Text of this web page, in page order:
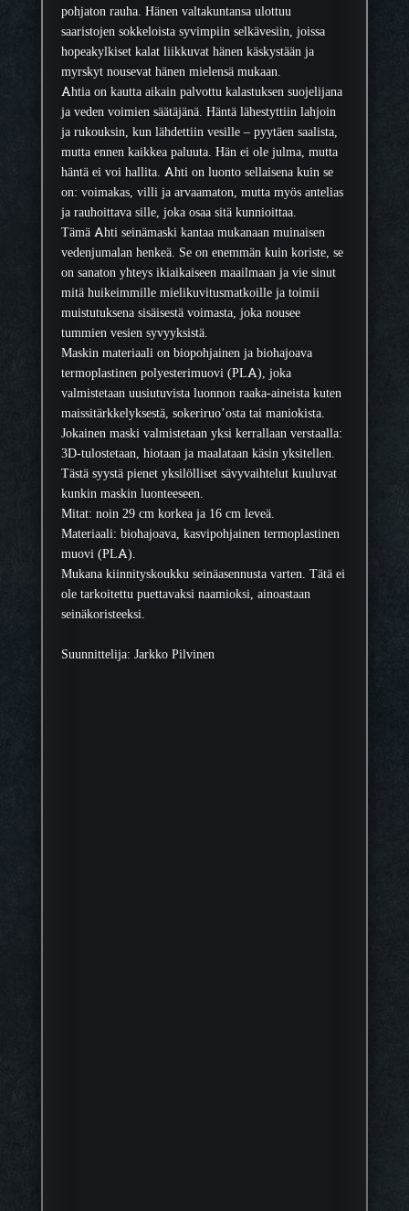
n
ä
m
a
s
k
i
m
ä
ä
r
ä
pohjaton rauha. Hänen valtakuntansa ulottuu
saaristojen sokkeloista syvimpiin selkävesiin, joissa
hopeakylkiset kalat liikkuvat hänen käskystään ja
myrskyt nousevat hänen mielensä mukaan.
Ahtia on kautta aikain palvottu kalastuksen suojelijana
ja veden voimien säätäjänä. Häntä lähestyttiin lahjoin
ja rukouksin, kun lähdettiin vesille – pyytäen saalista,
mutta ennen kaikkea paluuta. Hän ei ole julma, mutta
häntä ei voi hallita. Ahti on luonto sellaisena kuin se
on: voimakas, villi ja arvaamaton, mutta myös antelias
ja rauhoittava sille, joka osaa sitä kunnioittaa.
Tämä Ahti seinämaski kantaa mukanaan muinaisen
vedenjumalan henkeä. Se on enemmän kuin koriste, se
on sanaton yhteys ikiaikaiseen maailmaan ja vie sinut
mitä huikeimmille mielikuvitusmatkoille ja toimii
muistutuksena sisäisestä voimasta, joka nousee
tummien vesien syvyyksistä.
Maskin materiaali on biopohjainen ja biohajoava
termoplastinen polyesterimuovi (PLA), joka
valmistetaan uusiutuvista luonnon raaka-aineista kuten
maissitärkkelyksestä, sokeriruo’osta tai maniokista.
Jokainen maski valmistetaan yksi kerrallaan verstaalla:
3D-tulostetaan, hiotaan ja maalataan käsin yksitellen.
Tästä syystä pienet yksilölliset sävyvaihtelut kuuluvat
kunkin maskin luonteeseen.
Mitat: noin 29 cm korkea ja 16 cm leveä.
Materiaali: biohajoava, kasvipohjainen termoplastinen
muovi (PLA).
Mukana kiinnityskoukku seinäasennusta varten. Tätä ei
ole tarkoitettu puettavaksi naamioksi, ainoastaan
seinäkoristeeksi.
Suunnittelija: Jarkko Pilvinen